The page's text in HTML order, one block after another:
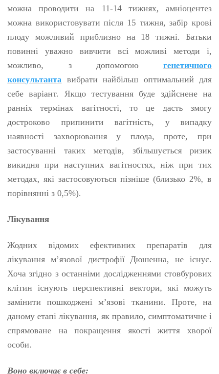
можна проводити на 11-14 тижнях, амніоцентез
можна використовувати після 15 тижня, забір крові
плоду можливий приблизно на 18 тижні. Батьки
повинні уважно вивчити всі можливі методи і,
можливо, з допомогою генетичного
консультанта вибрати найбільш оптимальний для
себе варіант. Якщо тестування буде здійснене на
ранніх термінах вагітності, то це дасть змогу
достроково припинити вагітність, у випадку
наявності захворювання у плода, проте, при
застосуванні таких методів, збільшується ризик
викидня при наступних вагітностях, ніж при тих
методах, які застосовуються пізніше (близько 2%, в
порівнянні з 0,5%).
Лікування
Жодних відомих ефективних препаратів для
лікування м’язової дистрофії Дюшенна, не існує.
Хоча згідно з останніми дослідженнями стовбурових
клітин існують перспективні вектори, які можуть
замінити пошкоджені м’язові тканини. Проте, на
даному етапі лікування, як правило, симптоматичне і
спрямоване на покращення якості життя хворої
особи.
Воно включає в себе: